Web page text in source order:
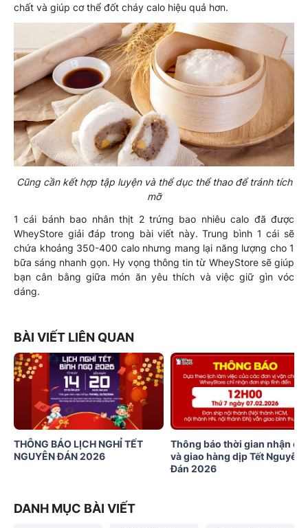
chất và giúp cơ thể đốt cháy calo hiệu quả hơn.
Cũng cần kết hợp tập luyện và thể dục thể thao để tránh tích
mỡ
1 cái bánh bao nhân thịt 2 trứng bao nhiêu calo đã được
WheyStore giải đáp trong bài viết này. Trung bình 1 cái sẽ
chứa khoảng 350-400 calo nhưng mang lại năng lượng cho 1
bữa sáng nhanh gọn. Hy vọng thông tin từ WheyStore sẽ giúp
bạn cân bằng giữa món ăn yêu thích và việc giữ gìn vóc
dáng.
BÀI VIẾT LIÊN QUAN
THÔNG BÁO LỊCH NGHỈ TẾT
NGUYÊN ĐÁN 2026
Thông báo thời gian nhận
và giao hàng dịp Tết Nguyên
Đán 2026
DANH MỤC BÀI VIẾT